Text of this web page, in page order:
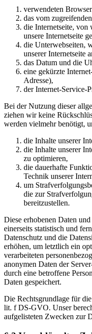
verwendeten
das vom
die Internetseite, von
unsere Internetseite
die Unterwebseiten,
unserer Internetseite
das Datum und die
eine gekürzte
Adresse),
der Internet-Service-
Bei der Nutzung dieser
ziehen wir keine
werden vielmehr benötigt,
die Inhalte unserer
die Inhalte unserer
zu optimieren,
die dauerhafte
Technik unserer
um
die zur
bereitzustellen.
Diese erhobenen Daten
einerseits statistisch und
Datenschutz und die
erhöhen, um letztlich ein
verarbeiteten
anonymen Daten der
durch eine betroffene
Daten gespeichert.
Die Rechtsgrundlage für
lit. f DS-GVO. Unser
aufgelisteten Zwecken zur